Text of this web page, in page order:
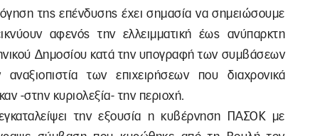
της επένδυσης έχει σημασία να σημειώσουμε
αφενός την ελλειμματική έως ανύπαρκτη
Δημοσίου κατά την υπογραφή των συμβάσεων
των επιχειρήσεων που διαχρονικά
-στην κυριολεξία- την περιοχή.
την εξουσία η κυβέρνηση ΠΑΣΟΚ με